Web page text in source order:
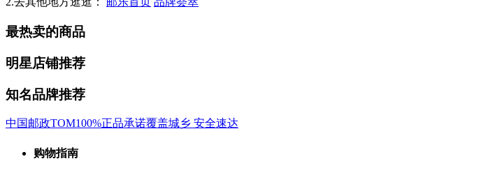
最热卖的商品
明星店铺推荐
知名品牌推荐
中国邮政TOM100%正品承诺覆盖城乡 安全速达
购物指南